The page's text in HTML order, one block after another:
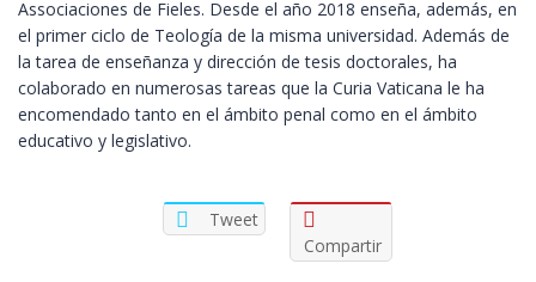
Associaciones de Fieles. Desde el año 2018 enseña, además, en
el primer ciclo de Teología de la misma universidad. Además de
la tarea de enseñanza y dirección de tesis doctorales, ha
colaborado en numerosas tareas que la Curia Vaticana le ha
encomendado tanto en el ámbito penal como en el ámbito
educativo y legislativo.
Tweet
Compartir